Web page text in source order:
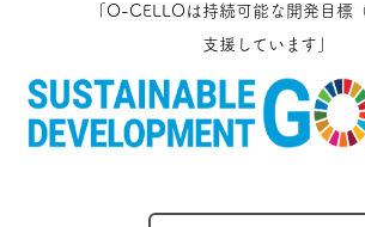
「O-CELLOは持続可能な開発目標
支援しています」